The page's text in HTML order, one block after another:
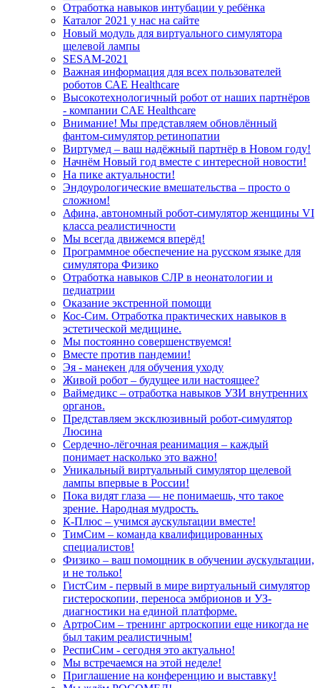
Отработка навыков интубации у ребёнка
Каталог 2021 у нас на сайте
Новый модуль для виртуального симулятора
щелевой лампы
SESAM-2021
Важная информация для всех пользователей
роботов САЕ Healthcare
Высокотехнологичный робот от наших партнёров
- компании CAE Healthcare
Внимание! Мы представляем обновлённый
фантом-симулятор ретинопатии
Виртумед – ваш надёжный партнёр в Новом году!
Начнём Новый год вместе с интересной новости!
На пике актуальности!
Эндоурологические вмешательства – просто о
сложном!
Афина, автономный робот-симулятор женщины VI
класса реалистичности
Мы всегда движемся вперёд!
Программное обеспечение на русском языке для
симулятора Физико
Отработка навыков СЛР в неонатологии и
педиатрии
Оказание экстренной помощи
Кос-Сим. Отработка практических навыков в
эстетической медицине.
Мы постоянно совершенствуемся!
Вместе против пандемии!
Эя - манекен для обучения уходу
Живой робот – будущее или настоящее?
Ваймедикс – отработка навыков УЗИ внутренних
органов.
Представляем эксклюзивный робот-симулятор
Люсина
Сердечно-лёгочная реанимация – каждый
понимает насколько это важно!
Уникальный виртуальный симулятор щелевой
лампы впервые в России!
Пока видят глаза — не понимаешь, что такое
зрение. Народная мудрость.
К-Плюс – учимся аускультации вместе!
ТимСим – команда квалифицированных
специалистов!
Физико – ваш помощник в обучении аускультации,
и не только!
ГистСим - первый в мире виртуальный симулятор
гистероскопии, переноса эмбрионов и УЗ-
диагностики на единой платформе.
АртроСим – тренинг артроскопии еще никогда не
был таким реалистичным!
РеспиСим - сегодня это актуально!
Мы встречаемся на этой неделе!
Приглашение на конференцию и выставку!